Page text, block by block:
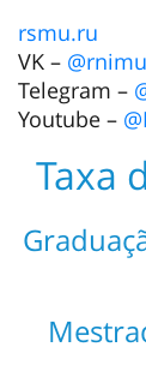
rsmu.ru
VK –
Telegram –
Youtube –
Taxa